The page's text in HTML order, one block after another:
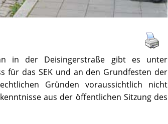
in der Deisingerstraße gibt es unter
für das SEK und an den Grundfesten der
Gründen voraussichtlich nicht
aus der öffentlichen Sitzung des